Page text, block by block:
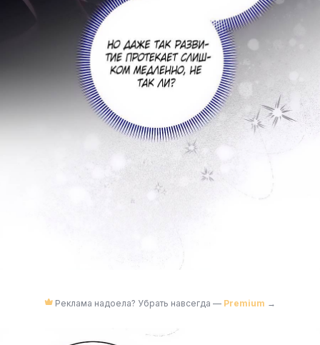
Реклама надоела? Убрать навсегда — Premium →